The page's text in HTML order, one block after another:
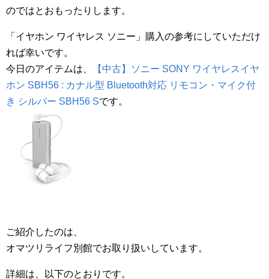
のではとおもったりします。
「イヤホン ワイヤレス ソニー」購入の参考にしていただけ
れば幸いです。
今日のアイテムは、
【中古】ソニー SONY ワイヤレスイヤ
ホン SBH56 : カナル型 Bluetooth対応 リモコン・マイク付
き シルバー SBH56 Sです。
ご紹介したのは、
オマツリライフ別館でお取り扱いしています。
詳細は、以下のとおりです。